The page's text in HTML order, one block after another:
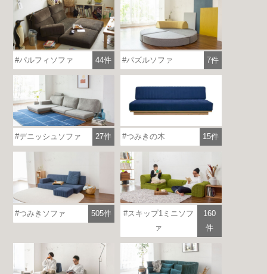
パルフィソファ 44件 パズルソファ 7件
デニッシュソファ 27件 つみきの木 15件
つみきソファ 505件
スキップ1ミニソフ
ァ
160
件